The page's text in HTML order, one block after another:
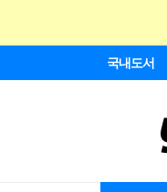
국내도서